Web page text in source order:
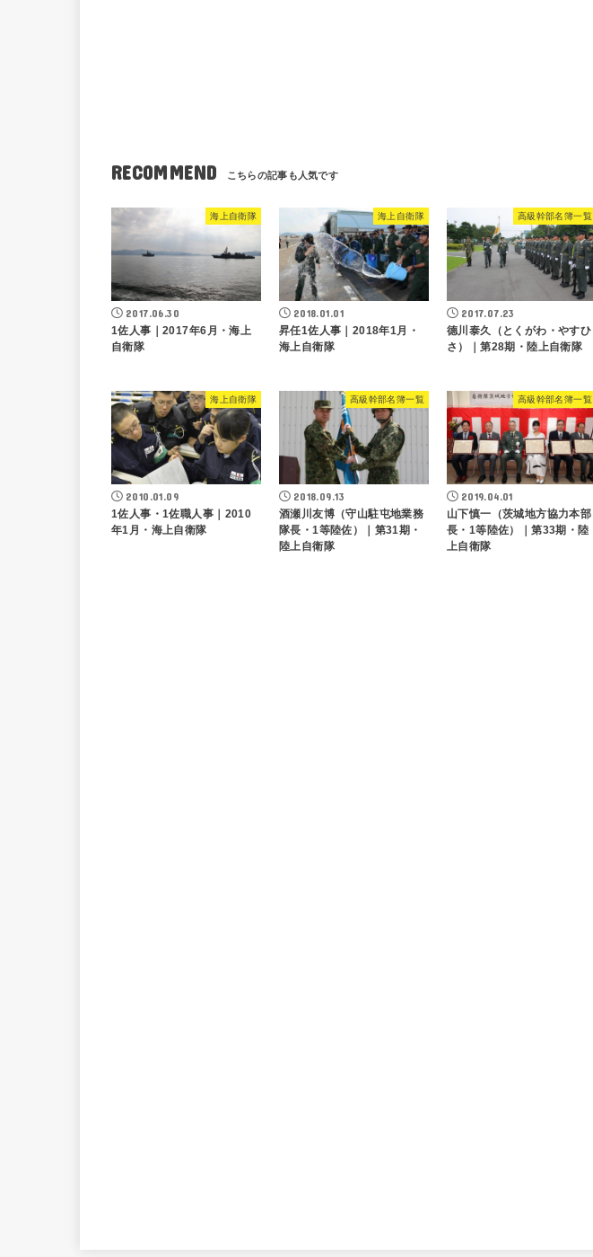
RECOMMEND
海上自衛隊
2017.06.30
1佐人事｜2017年6月・海上
自衛隊
海上自衛隊
2018.01.01
昇任1佐人事｜2018年1月・
海上自衛隊
高級幹部名簿一覧
2017.07.23
德川泰久（とくがわ・やすひ
さ）｜第28期・陸上自衛隊
海上自衛隊
2010.01.09
1佐人事・1佐職人事｜2010
年1月・海上自衛隊
高級幹部名簿一覧
2018.09.13
酒瀬川友博（守山駐屯地業務
隊長・1等陸佐）｜第31期・
陸上自衛隊
高級幹部名簿一覧
2019.04.01
山下慎一（茨城地方協力本部
長・1等陸佐）｜第33期・陸
上自衛隊